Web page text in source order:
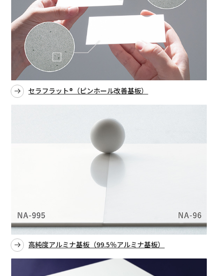
セラフラット®（ピンホール改善基板）
高純度アルミナ基板（99.5％アルミナ基板）